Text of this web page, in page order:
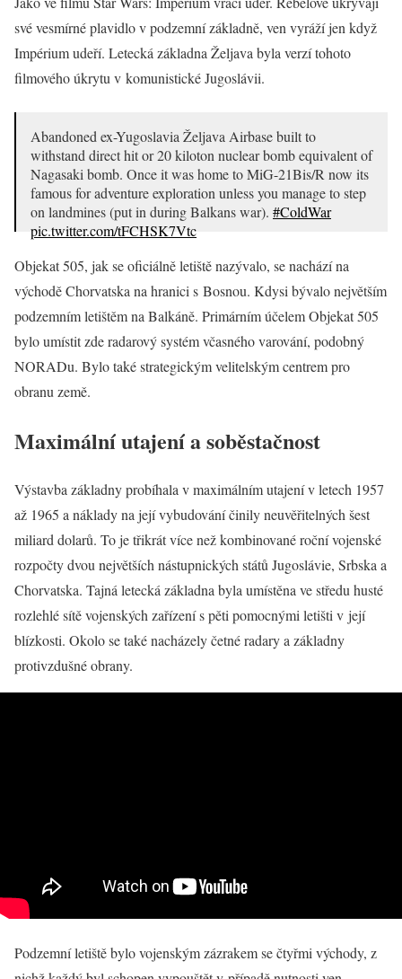
své vesmírné plavidlo v podzemní základně, ven vyráží jen když
Impérium udeří. Letecká základna Željava byla verzí tohoto
filmového úkrytu v komunistické Jugoslávii.
Abandoned ex-Yugoslavia Željava Airbase built to
withstand direct hit or 20 kiloton nuclear bomb equivalent of
Nagasaki bomb. Once it was home to MiG-21Bis/R now its
famous for adventure exploration unless you manage to step
on landmines (put in during Balkans war). #ColdWar
pic.twitter.com/tFCHSK7Vtc
— ST (@aviation07101)February 5, 2021
Objekat 505, jak se oficiálně letiště nazývalo, se nachází na
východě Chorvatska na hranici s Bosnou. Kdysi bývalo největším
podzemním letištěm na Balkáně. Primárním účelem Objekat 505
bylo umístit zde radarový systém včasného varování, podobný
NORADu. Bylo také strategickým velitelským centrem pro
obranu země.
Maximální utajení a soběstačnost
Výstavba základny probíhala v maximálním utajení v letech 1957
až 1965 a náklady na její vybudování činily neuvěřitelných šest
miliard dolarů. To je třikrát více než kombinované roční vojenské
rozpočty dvou největších nástupnických států Jugoslávie, Srbska a
Chorvatska. Tajná letecká základna byla umístěna ve středu husté
rozlehlé sítě vojenských zařízení s pěti pomocnými letišti v její
blízkosti. Okolo se také nacházely četné radary a základny
protivzdušné obrany.
Podzemní letiště bylo vojenským zázrakem se čtyřmi východy, z